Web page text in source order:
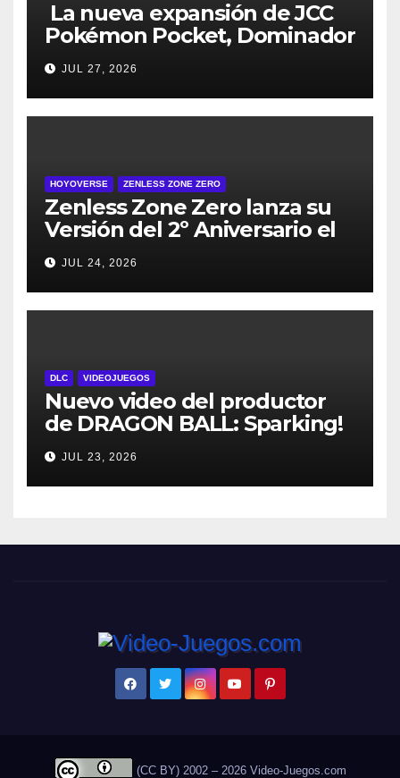
La nueva expansión de JCC
Pokémon Pocket, Dominador
de los Cielos, se lanza el 29
de julio
JUL 27, 2026
HOYOVERSE ZENLESS ZONE ZERO
Zenless Zone Zero lanza su
Versión del 2º Aniversario el
29 de julio – con regalos para
todos los jugadores y nuevos
personajes
JUL 24, 2026
DLC VIDEOJUEGOS
Nuevo video del productor
de DRAGON BALL: Sparking!
ZERO detalla el Super Limit-
Breaking NEO DLC
JUL 23, 2026
(CC BY) 2002 – 2026 Video-Juegos.com